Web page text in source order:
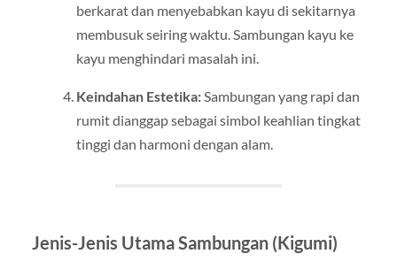
berkarat dan menyebabkan kayu di sekitarnya
membusuk seiring waktu. Sambungan kayu ke
kayu menghindari masalah ini.
Keindahan Estetika:Sambungan yang rapi dan
rumit dianggap sebagai simbol keahlian tingkat
tinggi dan harmoni dengan alam.
Jenis-Jenis Utama Sambungan (Kigumi)